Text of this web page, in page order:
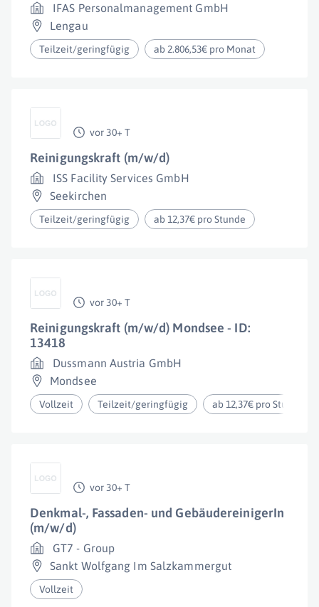
IFAS Personalmanagement GmbH
Lengau
Teilzeit/geringfügig ab 2.806,53€ pro Monat
vor 30+ T
Reinigungskraft (m/w/d)
ISS Facility Services GmbH
Seekirchen
Teilzeit/geringfügig ab 12,37€ pro Stunde
vor 30+ T
Reinigungskraft (m/w/d) Mondsee - ID:
13418
Dussmann Austria GmbH
Mondsee
Vollzeit Teilzeit/geringfügig ab 12,37€ pro Stunde
vor 30+ T
Denkmal-, Fassaden- und GebäudereinigerIn
(m/w/d)
GT7 - Group
Sankt Wolfgang Im Salzkammergut
Vollzeit